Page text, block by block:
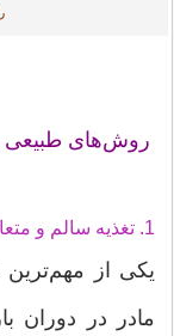
روش‌های طبیعی
1. تغذیه سالم و متعادل
یکی از مهم‌ترین
مادر در دوران